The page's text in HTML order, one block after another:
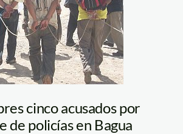
cinco acusados por
de policías en Bagua